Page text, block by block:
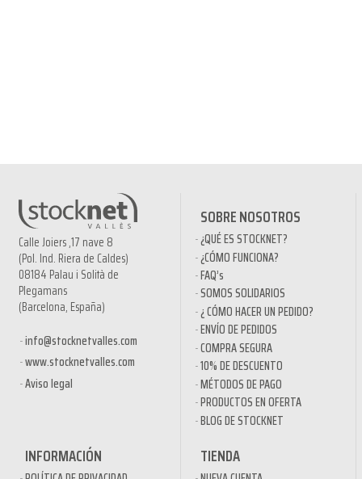
Calle Joiers ,17 nave 8
(Pol. Ind. Riera de Caldes)
08184 Palau i Solità de
Plegamans
(Barcelona, España)
info@stocknetvalles.com
www.stocknetvalles.com
Aviso legal
SOBRE NOSOTROS
¿QUÉ ES STOCKNET?
¿CÓMO FUNCIONA?
FAQ’s
SOMOS SOLIDARIOS
¿ CÓMO HACER UN PEDIDO?
ENVÍO DE PEDIDOS
COMPRA SEGURA
10% DE DESCUENTO
MÉTODOS DE PAGO
PRODUCTOS EN OFERTA
BLOG DE STOCKNET
INFORMACIÓN TIENDA